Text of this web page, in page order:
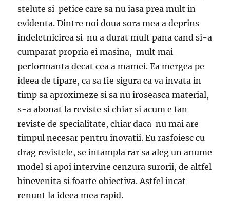
stelute si petice care sa nu iasa prea mult in
evidenta. Dintre noi doua sora mea a deprins
indeletnicirea si nu a durat mult pana cand si-a
cumparat propria ei masina, mult mai
performanta decat cea a mamei. Ea mergea pe
ideea de tipare, ca sa fie sigura ca va invata in
timp sa aproximeze si sa nu iroseasca material,
s-a abonat la reviste si chiar si acum e fan
reviste de specialitate, chiar daca nu mai are
timpul necesar pentru inovatii. Eu rasfoiesc cu
drag revistele, se intampla rar sa aleg un anume
model si apoi intervine cenzura surorii, de altfel
binevenita si foarte obiectiva. Astfel incat
renunt la ideea mea rapid.